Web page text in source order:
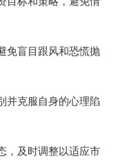
免盲目跟风和恐慌抛
并克服自身的心理陷
，及时调整以适应市